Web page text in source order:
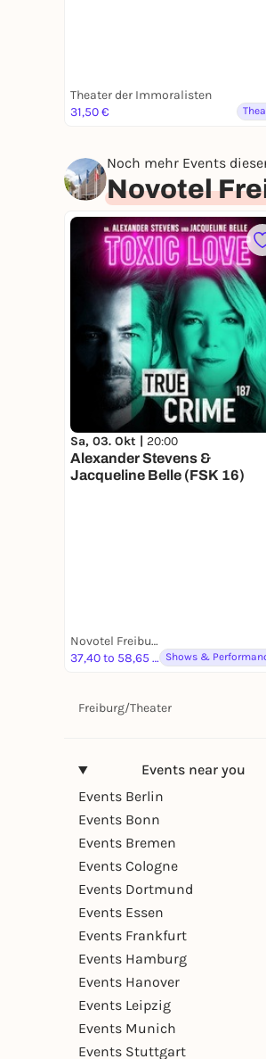
Theater der Immoralisten
31,50 €
Noch mehr Events
Novotel
Sa, 03. Okt | 20:00
Alexander Stevens &
Jacqueline Belle (FSK 16)
Novotel Freiburg am Konzerthaus
37,40 to 58,65 €
Shows &
Freiburg/Theater
Events near you
Events Berlin
Events Bonn
Events Bremen
Events Cologne
Events Dortmund
Events Essen
Events Frankfurt
Events Hamburg
Events Hanover
Events Leipzig
Events Munich
Events Stuttgart